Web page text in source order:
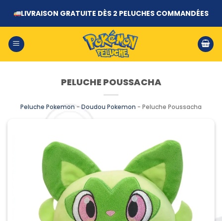
contenu
LIVRAISON GRATUITE DÈS 2 PELUCHES COMMANDÉES
PELUCHE POUSSACHA
Peluche Pokemon - Doudou Pokemon - Peluche Poussacha